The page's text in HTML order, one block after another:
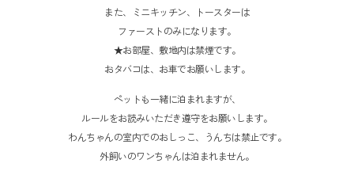
また、ミニキッチン、トースターは
ファーストのみになります。
★お部屋、敷地内は禁煙です。
おタバコは、お車でお願いします。
ペットも一緒に泊まれますが、
ルールをお読みいただき遵守をお願いします。
わんちゃんの室内でのおしっこ、うんちは禁止です。
外飼いのワンちゃんは泊まれません。